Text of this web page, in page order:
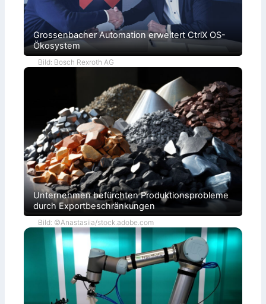
Grossenbacher Automation erweitert CtrlX OS-
Ökosystem
Bild: Bosch Rexroth AG
Unternehmen befürchten Produktionsprobleme
durch Exportbeschränkungen
Bild: ©Anastasiia/stock.adobe.com